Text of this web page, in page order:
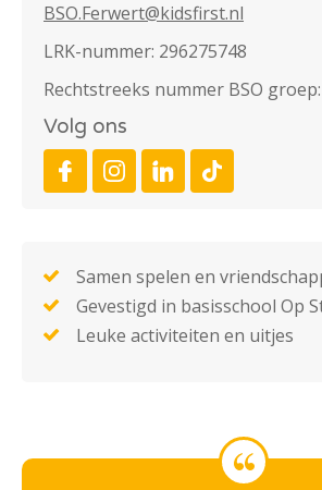
BSO.Ferwert@kidsfirst.nl
LRK-nummer: 296275748
Rechtstreeks nummer BSO
Volg ons
Samen spelen en
Gevestigd in basisschool Op
Leuke activiteiten en uitjes